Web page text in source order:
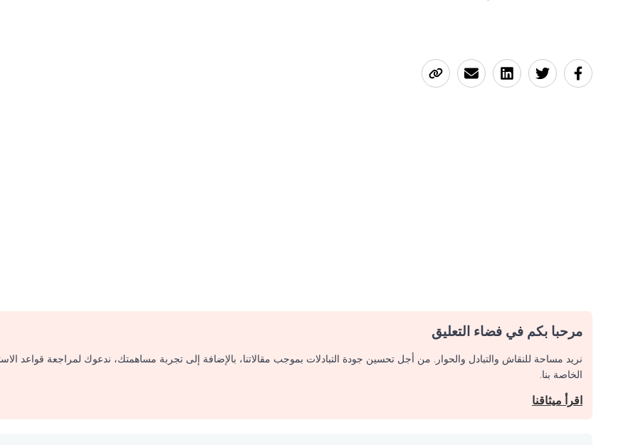
مرحبا بكم في فضاء التعليق
نريد مساحة للنقاش والتبادل والحوار. من أجل تحسين جودة التبادلات بموجب مقالاتنا، بالإضافة إلى تجربة مساهمتك، ندعوك لمراجعة قواعد
الخاصة بنا.
اقرأ ميثاقنا